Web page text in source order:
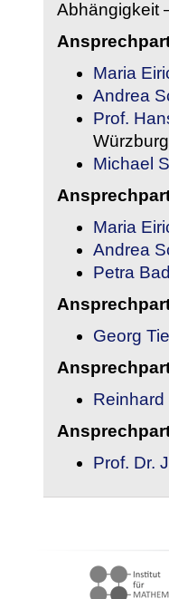
Abhängigkeit
Maria
Andrea
Prof.
Würzburg
Michael
Maria
Andrea
Petra
Georg
Prof. Dr.